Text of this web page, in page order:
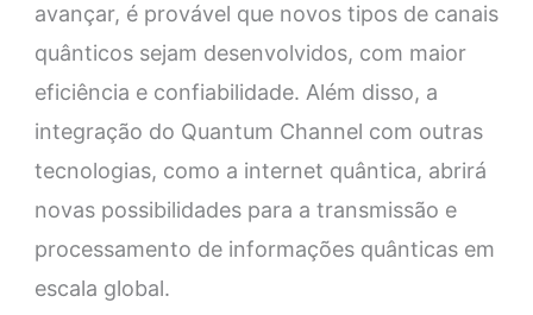
avançar, é provável que novos tipos de canais
quânticos sejam desenvolvidos, com maior
eficiência e confiabilidade. Além disso, a
integração do Quantum Channel com outras
tecnologias, como a internet quântica, abrirá
novas possibilidades para a transmissão e
processamento de informações quânticas em
escala global.